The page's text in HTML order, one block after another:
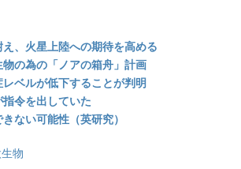
、火星上陸への期待を高める
の為の「ノアの箱舟」計画
ベルが低下することが判明
令を出していた
ない可能性（英研究）
物